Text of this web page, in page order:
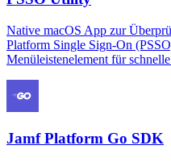
Native macOS App zur
Platform Single Sign-On
Menüleistenelement für
Jamf Platform Go SDK